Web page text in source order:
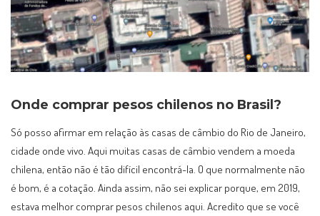
Onde comprar pesos chilenos no Brasil?
Só posso afirmar em relação às casas de câmbio do Rio de Janeiro,
cidade onde vivo. Aqui muitas casas de câmbio vendem a moeda
chilena, então não é tão difícil encontrá-la. O que normalmente não
é bom, é a cotação. Ainda assim, não sei explicar porque, em 2019,
estava melhor comprar pesos chilenos aqui. Acredito que se você